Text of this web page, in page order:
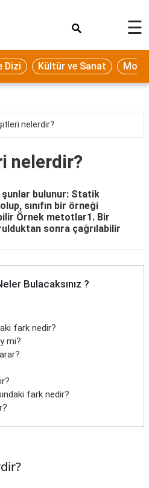
☰
Dizi Kültür ve Sanat
nelerdir?
nelerdir?
bulunur: Statik
sınıfın bir örneği
Örnek metotlar1. Bir
sonra çağrılabilir
Bulacaksınız ?
fark nedir?
mi?
fark nedir?